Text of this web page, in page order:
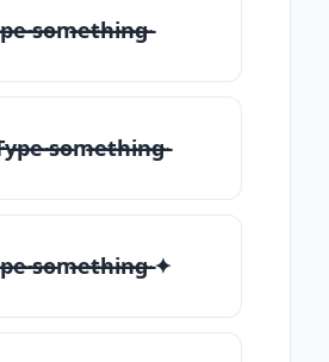
̶̴s̶̴o̶̴m̶̴e̶̴t̶̴h̶̴i̶̴n̶̴g̶̴
̶̴s̶̴o̶̴m̶̴e̶̴t̶̴h̶̴i̶̴n̶̴g̶̴
̶̴s̶̴o̶̴m̶̴e̶̴t̶̴h̶̴i̶̴n̶̴g̶̴ ✦